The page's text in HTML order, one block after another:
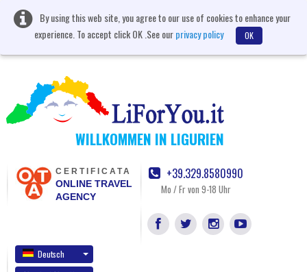
By using this web site, you agree to our use of cookies to enhance your
experience. To accept click OK .See ourprivacy policy OK
WILLKOMMEN IN LIGURIEN
CERTIFICATA
ONLINE TRAVEL
AGENCY
+39.329.8580990
Mo / Fr von 9-18 Uhr
Deutsch